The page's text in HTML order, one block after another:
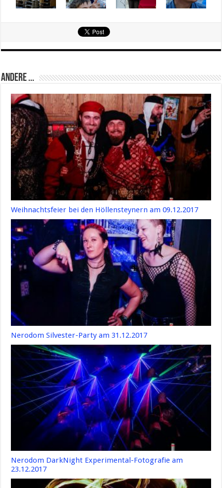
Andere ...
Weihnachtsfeier bei den Höllensteynern am 09.12.2017
Nerodom Silvester-Party am 31.12.2017
Nerodom DarkNight Experimental-Fotografie am
23.12.2017